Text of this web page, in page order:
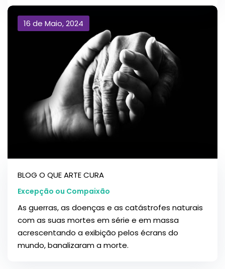
16 de Maio, 2024
BLOG O QUE ARTE CURA
Excepção ou Compaixão
As guerras, as doenças e as catástrofes naturais
com as suas mortes em série e em massa
acrescentando a exibição pelos écrans do
mundo, banalizaram a morte.